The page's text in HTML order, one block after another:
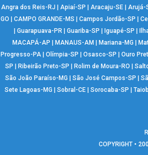
Angra dos Reis-RJ | Apiaí-SP | Aracaju-SE | Arujá-
GO | CAMPO GRANDE-MS | Campos Jordão-SP |
| Guarapuava-PR | Guariba-SP | Iguapé-SP |
MACAPÁ-AP | MANAUS-AM | Mariana-MG |
Progresso-PA| Olímpia-SP | Osasco-SP | Ouro
SP | Ribeirão Preto-SP | Rolim de Moura-RO |
São João Paraíso-MG | São José Campos-SP |
Sete Lagoas-MG | Sobral-CE| Sorocaba-SP |
COPYRIGHT •